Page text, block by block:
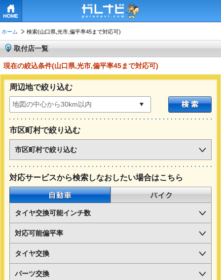
ホーム 検索(山口県,光市,偏平率45まで対応可)
取付店一覧
現在の絞込条件(山口県,光市,偏平率45まで対応可)
周辺地で絞り込む
市区町村で絞り込む
市区町村で絞り込む
対応サービスから検索しなおしたい場合はこちら
自動車
タイヤ交換可能インチ数
対応可能偏平率
タイヤ交換
パーツ交換